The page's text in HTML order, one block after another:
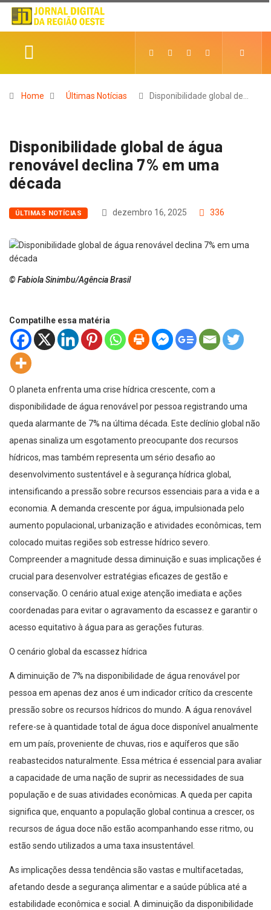
Home Últimas Notícias Disponibilidade global de…
Disponibilidade global de água
renovável declina 7% em uma
década
ÚLTIMAS NOTÍCIAS dezembro 16, 2025 336
© Fabiola Sinimbu/Agência Brasil
Compatilhe essa matéria
O planeta enfrenta uma crise hídrica crescente, com a
disponibilidade de água renovável por pessoa registrando uma
queda alarmante de 7% na última década. Este declínio global não
apenas sinaliza um esgotamento preocupante dos recursos
hídricos, mas também representa um sério desafio ao
desenvolvimento sustentável e à segurança hídrica global,
intensificando a pressão sobre recursos essenciais para a vida e a
economia. A demanda crescente por água, impulsionada pelo
aumento populacional, urbanização e atividades econômicas, tem
colocado muitas regiões sob estresse hídrico severo.
Compreender a magnitude dessa diminuição e suas implicações é
crucial para desenvolver estratégias eficazes de gestão e
conservação. O cenário atual exige atenção imediata e ações
coordenadas para evitar o agravamento da escassez e garantir o
acesso equitativo à água para as gerações futuras.
O cenário global da escassez hídrica
A diminuição de 7% na disponibilidade de água renovável por
pessoa em apenas dez anos é um indicador crítico da crescente
pressão sobre os recursos hídricos do mundo. A água renovável
refere-se à quantidade total de água doce disponível anualmente
em um país, proveniente de chuvas, rios e aquíferos que são
reabastecidos naturalmente. Essa métrica é essencial para avaliar
a capacidade de uma nação de suprir as necessidades de sua
população e de suas atividades econômicas. A queda per capita
significa que, enquanto a população global continua a crescer, os
recursos de água doce não estão acompanhando esse ritmo, ou
estão sendo utilizados a uma taxa insustentável.
As implicações dessa tendência são vastas e multifacetadas,
afetando desde a segurança alimentar e a saúde pública até a
estabilidade econômica e social. A diminuição da disponibilidade